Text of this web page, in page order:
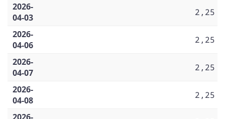
2026-
04-03
2,25
2026-
04-06
2,25
2026-
04-07
2,25
2026-
04-08
2,25